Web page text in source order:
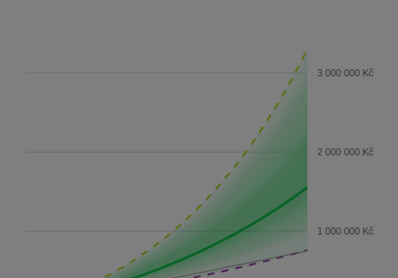
3 000 000 Kč
2 000 000 Kč
1 000 000 Kč